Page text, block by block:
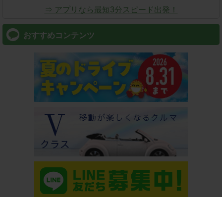
⇒ アプリなら最短3分スピード出発！
おすすめコンテンツ